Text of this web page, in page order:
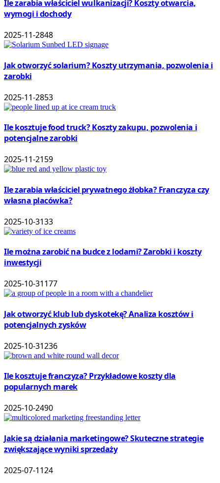
Ile zarabia właściciel wulkanizacji? Koszty otwarcia,
wymogi i dochody
2025-11-2848
Jak otworzyć solarium? Koszty utrzymania, pozwolenia i
zarobki
2025-11-2853
Ile kosztuje food truck? Koszty zakupu, pozwolenia i
potencjalne zarobki
2025-11-2159
Ile zarabia właściciel prywatnego żłobka? Franczyza czy
własna placówka?
2025-10-3133
Ile można zarobić na budce z lodami? Zarobki i koszty
inwestycji
2025-10-31177
Jak otworzyć klub lub dyskotekę? Analiza kosztów i
potencjalnych zysków
2025-10-31236
Ile kosztuje franczyza? Przykładowe koszty dla
popularnych marek
2025-10-2490
Jakie są działania marketingowe? Skuteczne strategie
zwiększające wyniki sprzedaży
2025-07-1124